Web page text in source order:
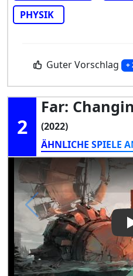
PHYSIK
Guter Vorschlag +
2
Far:
(2022)
ÄHNLICHE SPIELE